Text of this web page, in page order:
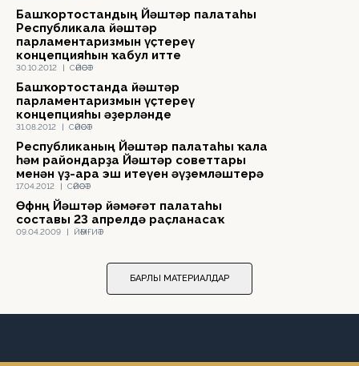
30.10.2012 | СӘЙӘСӘТ
Башҡортостандың Йәштәр палатаһы
Республикала йәштәр
парламентаризмын үҫтереү
концепцияһын ҡабул итте
31.08.2012 | СӘЙӘСӘТ
Башҡортостанда йәштәр
парламентаризмын үҫтереү
концепцияһы әҙерләнде
17.04.2012 | СӘЙӘСӘТ
Республиканың Йәштәр палатаһы ҡала
һәм райондарҙа Йәштәр советтары
менән үҙ-ара эш итеүен әүҙемләштерә
09.04.2009 | ЙӘМҒИӘТ
Өфөнөң Йәштәр йәмәғәт палатаһы
составы 23 апрелдә раҫланасаҡ
БАРЛЫҠ МАТЕРИАЛДАР